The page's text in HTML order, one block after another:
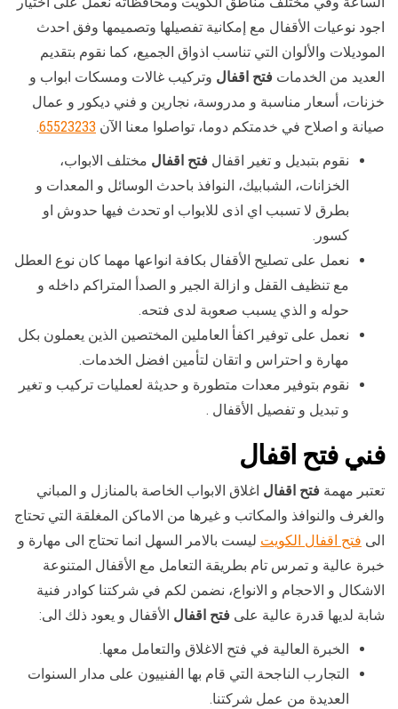
اجود نوعيات الأقفال مع إمكانية تفصيلها وتصميمها وفق احدث
الموديلات والألوان التي تناسب اذواق الجميع، كما نقوم بتقديم
العديد من الخدمات فتح اقفال وتركيب غالات ومسكات ابواب و
خزنات، أسعار مناسبة و مدروسة، نجارين و فني ديكور و عمال
صيانة و اصلاح في خدمتكم دوما، تواصلوا معنا الآن 65523233
.
نقوم بتبديل و تغير اقفال فتح اقفال مختلف الابواب،
الخزانات، الشبابيك، النوافذ باحدث الوسائل و المعدات و
بطرق لا تسبب اي اذى للابواب او تحدث فيها حدوش او
كسور.
نعمل على تصليح الأقفال بكافة انواعها مهما كان نوع العطل
مع تنظيف القفل و ازالة الجير و الصدأ المتراكم داخله و
حوله و الذي يسبب صعوبة لدى فتحه.
نعمل على توفير اكفأ العاملين المختصين الذين يعملون بكل
مهارة و احتراس و اتقان لتأمين افضل الخدمات.
نقوم بتوفير معدات متطورة و حديثة لعمليات تركيب و تغير
و تبديل و تفصيل الأقفال .
فنيفتح اقفال
تعتبر مهمة فتح اقفال اغلاق الابواب الخاصة بالمنازل و المباني
والغرف والنوافذ والمكاتب و غيرها من الاماكن المغلقة التي تحتاج
الى فتح اقفال الكويت ليست بالامر السهل انما تحتاج الى مهارة و
خبرة عالية و تمرس تام بطريقة التعامل مع الأقفال المتنوعة
الاشكال و الاحجام و الانواع، نضمن لكم في شركتنا كوادر فنية
شابة لديها قدرة عالية على فتح اقفال الأقفال و يعود ذلك الى:
الخبرة العالية في فتح الاغلاق والتعامل معها.
التجارب الناجحة التي قام بها الفنييون على مدار السنوات
العديدة من عمل شركتنا.